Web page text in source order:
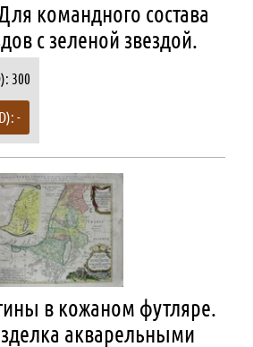
командного состава
с зеленой звездой.
300
-
в кожаном футляре.
акварельными